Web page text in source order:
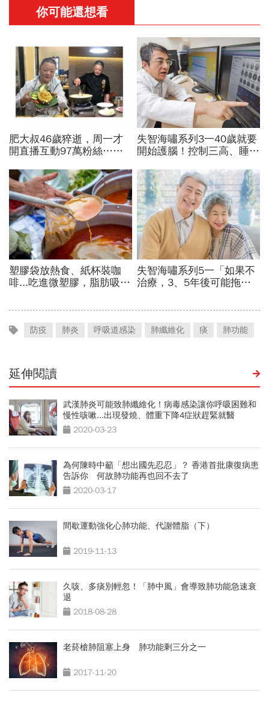
防疫 肺炎 呼吸道感染 肺纖維化 痰 肺功能
延伸閱讀
武漢肺炎可能致肺纖維化！病毒感染讓你呼吸困難和
慢性咳嗽...出現發燒、體重下降4症狀趕緊就醫
2020-03-23
為何陳時中籲「想出國先忍忍」？ 香港首批康復病患
告訴你 何故肺功能再也回不去了
2020-03-17
間歇運動強化心肺功能、代謝體脂（下）
2019-11-13
久咳、多痰別輕忽！「肺中風」會導致肺功能急速衰
退
2018-08-28
老菸槍肺阻塞上身 肺功能剩三分之一
2017-11-20